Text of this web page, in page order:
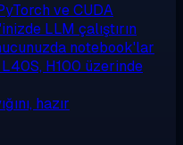
ve CUDA
LLM çalıştırın
notebook'lar
H100 üzerinde
hazır